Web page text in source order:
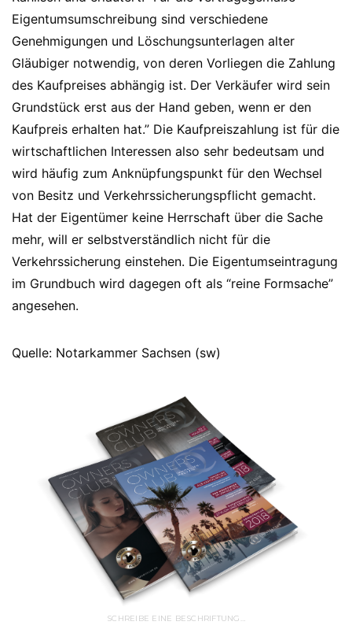
Eigentumsumschreibung sind verschiedene
Genehmigungen und Löschungsunterlagen alter
Gläubiger notwendig, von deren Vorliegen die Zahlung
des Kaufpreises abhängig ist. Der Verkäufer wird sein
Grundstück erst aus der Hand geben, wenn er den
Kaufpreis erhalten hat.” Die Kaufpreiszahlung ist für die
wirtschaftlichen Interessen also sehr bedeutsam und
wird häufig zum Anknüpfungspunkt für den Wechsel
von Besitz und Verkehrssicherungspflicht gemacht.
Hat der Eigentümer keine Herrschaft über die Sache
mehr, will er selbstverständlich nicht für die
Verkehrssicherung einstehen. Die Eigentumseintragung
im Grundbuch wird dagegen oft als “reine Formsache”
angesehen.
Quelle: Notarkammer Sachsen (sw)
SCHREIBE EINE BESCHRIFTUNG…